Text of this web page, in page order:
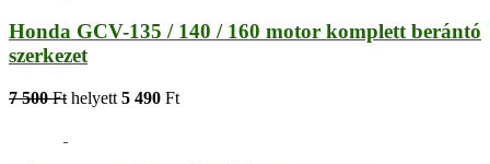
Honda GCV-135 / 140 / 160 motor komplett berántó
szerkezet
7 500 Ft helyett 5 490 Ft